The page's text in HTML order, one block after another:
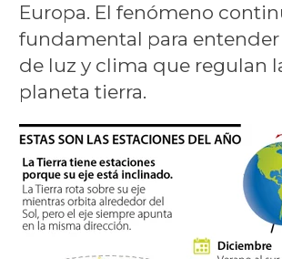
Europa. El fenómeno
fundamental para entender
de luz y clima que regulan
planeta tierra.